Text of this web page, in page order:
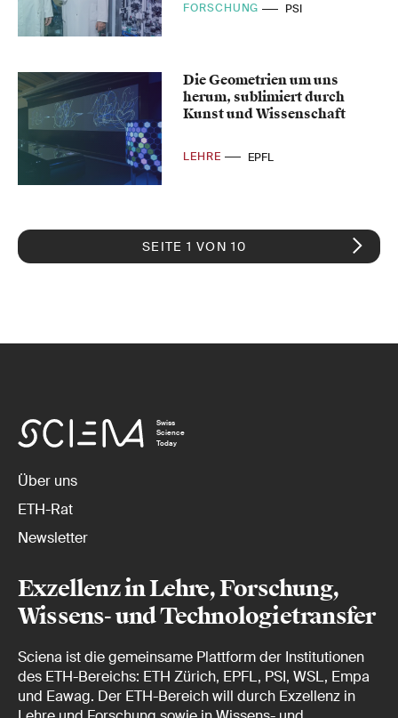
FORSCHUNG PSI
Die Geometrien um uns
herum, sublimiert durch
Kunst und Wissenschaft
LEHRE EPFL
SEITE 1 VON 10
Swiss
Science
Today
Über uns
ETH-Rat
Newsletter
Exzellenz in Lehre, Forschung,
Wissens- und Technologietransfer
Sciena ist die gemeinsame Plattform der Institutionen
des ETH-Bereichs: ETH Zürich, EPFL, PSI, WSL, Empa
und Eawag. Der ETH-Bereich will durch Exzellenz in